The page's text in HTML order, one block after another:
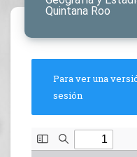
Quintana Roo
Para ver una
sesión